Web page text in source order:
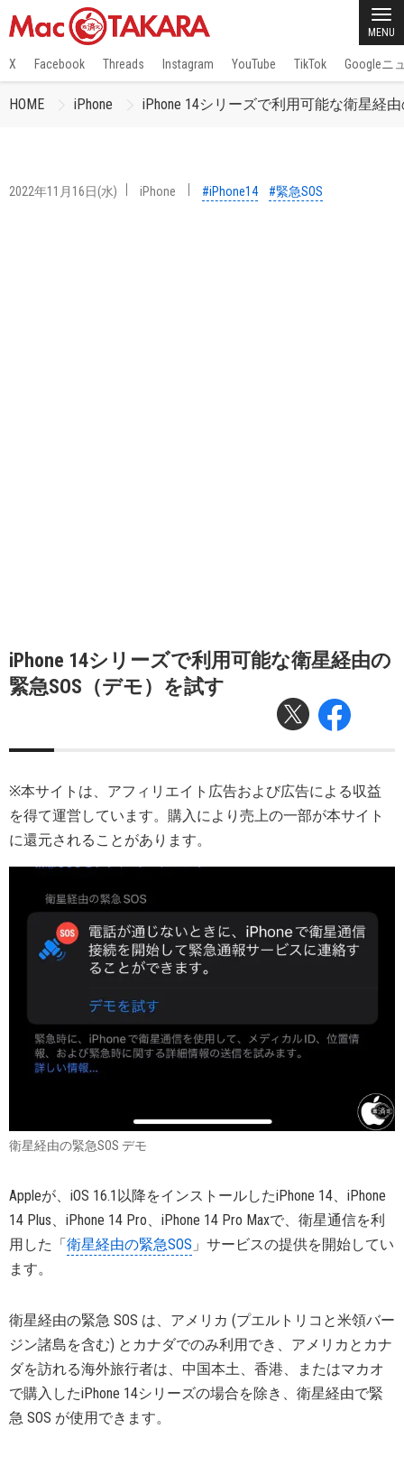
MENU
X Facebook Threads Instagram YouTube TikTok Googleニ
HOME iPhone iPhone 14シリーズで利用可能な衛星経
2022年11月16日(水) iPhone #iPhone14 #緊急SOS
iPhone 14シリーズで利用可能な衛星経由の
緊急SOS（デモ）を試す
※本サイトは、アフィリエイト広告および広告による収益
を得て運営しています。購入により売上の一部が本サイト
に還元されることがあります。
衛星経由の緊急SOS デモ
Appleが、iOS 16.1以降をインストールしたiPhone 14、iPhone
14 Plus、iPhone 14 Pro、iPhone 14 Pro Maxで、衛星通信を利
用した「衛星経由の緊急SOS 」サービスの提供を開始してい
ます。
衛星経由の緊急 SOS は、アメリカ (プエルトリコと米領バー
ジン諸島を含む) とカナダでのみ利用でき、アメリカとカナ
ダを訪れる海外旅行者は、中国本土、香港、またはマカオ
で購入したiPhone 14シリーズの場合を除き、衛星経由で緊
急 SOS が使用できます。